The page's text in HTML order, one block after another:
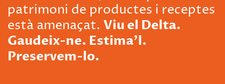
patrimoni de productes i receptes
està amenaçat. Viu el Delta.
Gaudeix-ne. Estima’l.
Preservem-lo.